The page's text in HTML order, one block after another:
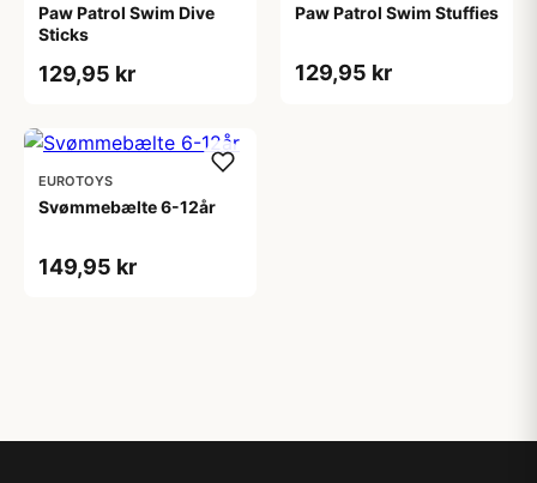
Paw Patrol Swim Dive
Sticks
129,95 kr
Paw Patrol Swim Stuffies
129,95 kr
EUROTOYS
Svømmebælte 6-12år
149,95 kr